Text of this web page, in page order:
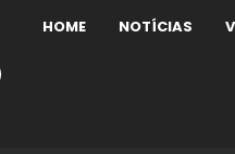
HOME NOTÍCIAS